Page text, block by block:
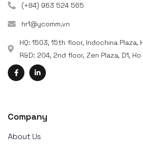
(+84) 963 524 565
hr1@ycomm.vn
HQ: 1503, 15th floor, Indochina Plaza,
R&D: 204, 2nd floor, Zen Plaza, D1, Ho
Company
About Us